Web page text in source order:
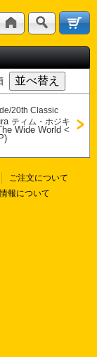
20th Classic
ティム・ホジキ
Wide World <
ご注文について
報について